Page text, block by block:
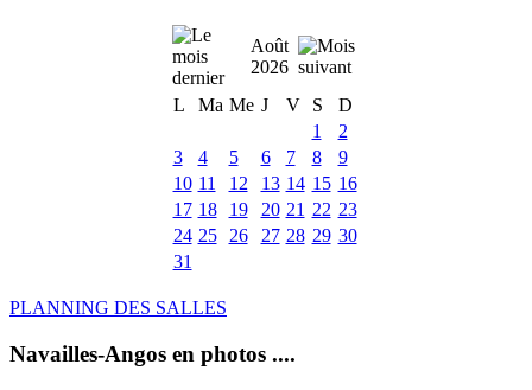
Août
2026
L
Ma Me J V S
D
1
2
3
4 5 6 7 8
9
10 11 12 13 14 15 16
17 18 19 20 21 22 23
24 25 26 27 28 29 30
31
PLANNING DES SALLES
Navailles-Angos en photos ....